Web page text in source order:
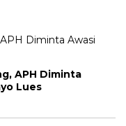
APH Diminta
Lues